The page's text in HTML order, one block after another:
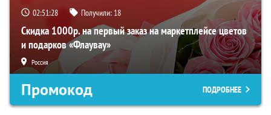
02:51:27 Получили: 18
Скидка 1000р. на первый заказ на маркетплейсе цветов
и подарков «Флаувау»
Россия
Промокод ПОДРОБНЕЕ